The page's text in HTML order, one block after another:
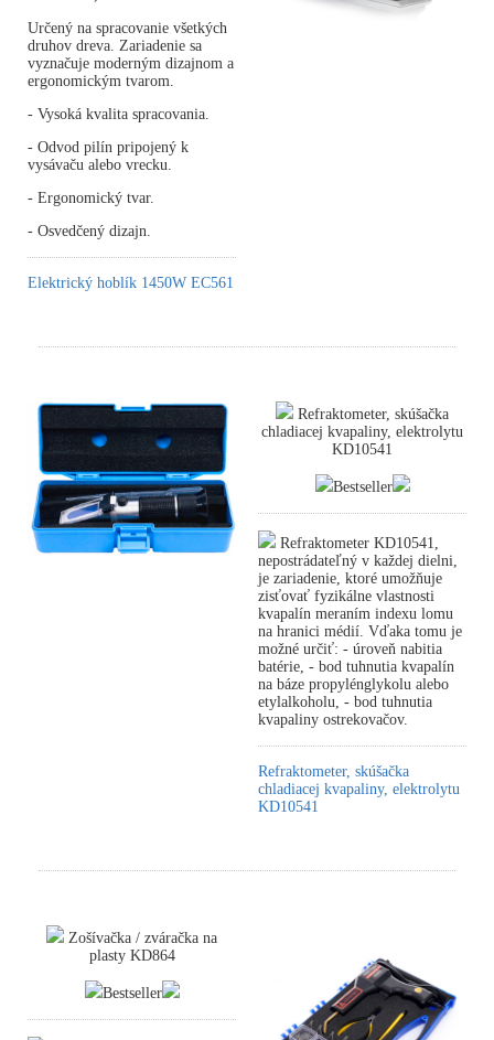
Určený na spracovanie všetkých
druhov dreva. Zariadenie sa
vyznačuje moderným dizajnom a
ergonomickým tvarom.
- Vysoká kvalita spracovania.
- Odvod pilín pripojený k
vysávaču alebo vrecku.
- Ergonomický tvar.
- Osvedčený dizajn.
Elektrický hoblík 1450W EC561
Refraktometer, skúšačka
chladiacej kvapaliny, elektrolytu
KD10541
Bestseller
Refraktometer KD10541,
nepostrádateľný v každej dielni,
je zariadenie, ktoré umožňuje
zisťovať fyzikálne vlastnosti
kvapalín meraním indexu lomu
na hranici médií. Vďaka tomu je
možné určiť: - úroveň nabitia
batérie, - bod tuhnutia kvapalín
na báze propylénglykolu alebo
etylalkoholu, - bod tuhnutia
kvapaliny ostrekovačov.
Refraktometer, skúšačka
chladiacej kvapaliny, elektrolytu
KD10541
Zošívačka / zváračka na
plasty KD864
Bestseller